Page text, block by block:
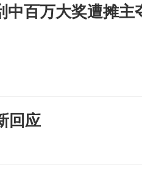
中百万大奖遭摊主
回应